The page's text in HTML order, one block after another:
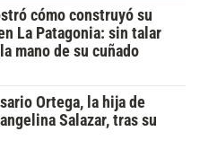
cómo construyó su
La Patagonia: sin talar
mano de su cuñado
Ortega, la hija de
Salazar, tras su